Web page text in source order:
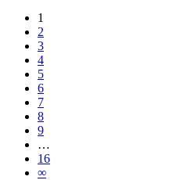
1
2
3
4
5
6
7
8
9
…
16
∞